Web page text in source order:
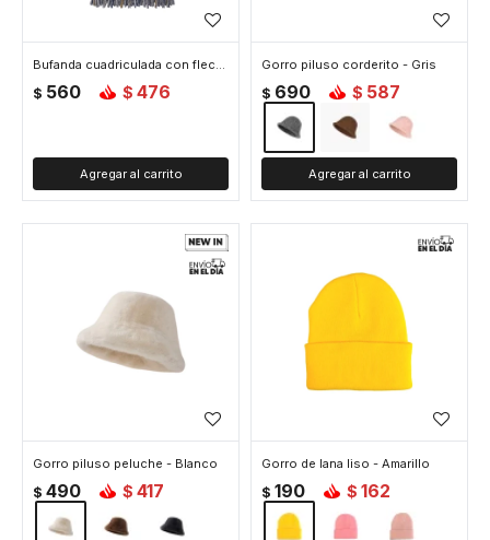
Bufanda cuadriculada con flecos - 58x180cm - Violeta
$ 560 $ 476
Gorro piluso corderito - Gris
$ 690 $ 587
Gorro piluso peluche - Blanco
$ 490 $ 417
Gorro de lana liso - Amarillo
$ 190 $ 162